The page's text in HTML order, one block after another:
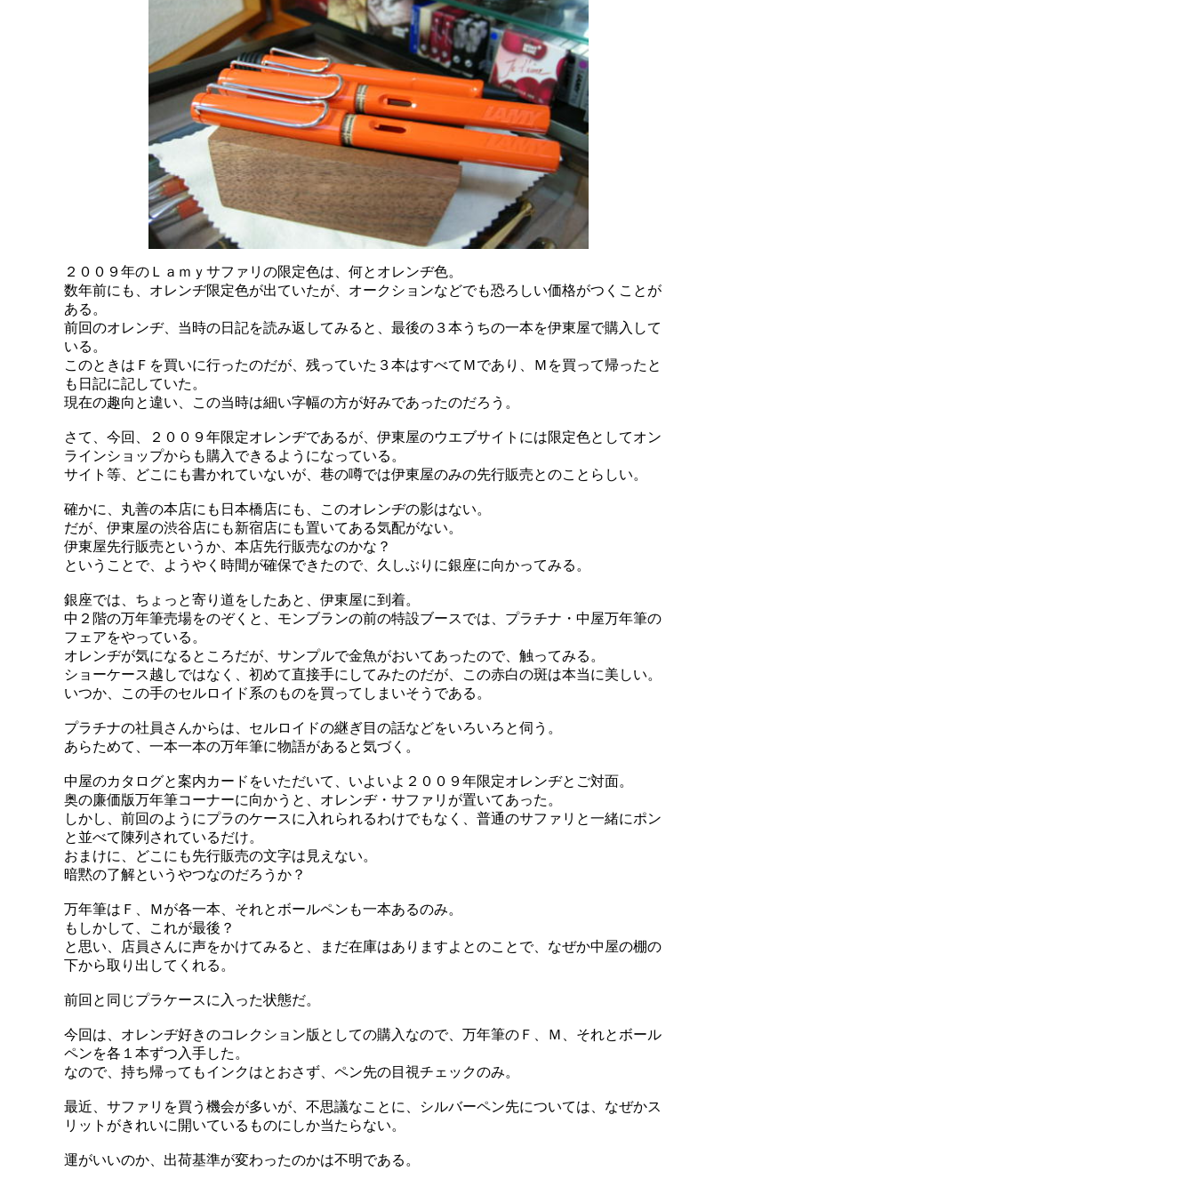
２００９年のＬａｍｙサファリの限定色は、何とオレンヂ色。
数年前にも、オレンヂ限定色が出ていたが、オークションなどでも恐ろしい価格がつくことが
ある。
前回のオレンヂ、当時の日記を読み返してみると、最後の３本うちの一本を伊東屋で購入して
いる。
このときはＦを買いに行ったのだが、残っていた３本はすべてＭであり、Ｍを買って帰ったと
も日記に記していた。
現在の趣向と違い、この当時は細い字幅の方が好みであったのだろう。
さて、今回、２００９年限定オレンヂであるが、伊東屋のウエブサイトには限定色としてオン
ラインショップからも購入できるようになっている。
サイト等、どこにも書かれていないが、巷の噂では伊東屋のみの先行販売とのことらしい。
確かに、丸善の本店にも日本橋店にも、このオレンヂの影はない。
だが、伊東屋の渋谷店にも新宿店にも置いてある気配がない。
伊東屋先行販売というか、本店先行販売なのかな？
ということで、ようやく時間が確保できたので、久しぶりに銀座に向かってみる。
銀座では、ちょっと寄り道をしたあと、伊東屋に到着。
中２階の万年筆売場をのぞくと、モンブランの前の特設ブースでは、プラチナ・中屋万年筆の
フェアをやっている。
オレンヂが気になるところだが、サンプルで金魚がおいてあったので、触ってみる。
ショーケース越しではなく、初めて直接手にしてみたのだが、この赤白の斑は本当に美しい。
いつか、この手のセルロイド系のものを買ってしまいそうである。
プラチナの社員さんからは、セルロイドの継ぎ目の話などをいろいろと伺う。
あらためて、一本一本の万年筆に物語があると気づく。
中屋のカタログと案内カードをいただいて、いよいよ２００９年限定オレンヂとご対面。
奥の廉価版万年筆コーナーに向かうと、オレンヂ・サファリが置いてあった。
しかし、前回のようにプラのケースに入れられるわけでもなく、普通のサファリと一緒にポン
と並べて陳列されているだけ。
おまけに、どこにも先行販売の文字は見えない。
暗黙の了解というやつなのだろうか？
万年筆はＦ、Ｍが各一本、それとボールペンも一本あるのみ。
もしかして、これが最後？
と思い、店員さんに声をかけてみると、まだ在庫はありますよとのことで、なぜか中屋の棚の
下から取り出してくれる。
前回と同じプラケースに入った状態だ。
今回は、オレンヂ好きのコレクション版としての購入なので、万年筆のＦ、Ｍ、それとボール
ペンを各１本ずつ入手した。
なので、持ち帰ってもインクはとおさず、ペン先の目視チェックのみ。
最近、サファリを買う機会が多いが、不思議なことに、シルバーペン先については、なぜかス
リットがきれいに開いているものにしか当たらない。
運がいいのか、出荷基準が変わったのかは不明である。